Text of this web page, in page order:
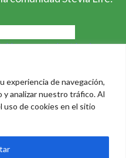
experiencia de navegación,
analizar nuestro tráfico. Al
de cookies en el sitio
y acepto los términos y
Reservados Creado por